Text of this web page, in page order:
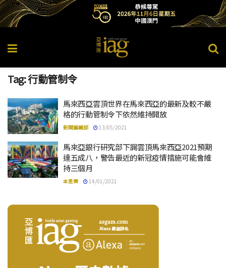
Tag:行動管制令
馬來西亞雲頂世界在馬來西亞的最新及較不嚴
格的行動管制令下依然維持開放
新聞編輯部 13/05/2021
馬來亞銀行研究部下調雲頂馬來西亞2021預期
達五成八，警告最近的新冠疫情措施可能會維
持三個月
本思齊 14/01/2021